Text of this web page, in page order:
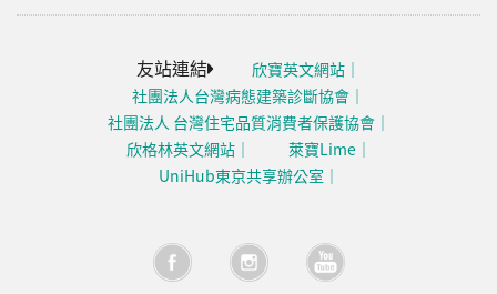
友站連結
欣寶英文網站
社團法人台灣病態建築診斷協會
社團法人 台灣住宅品質消費者保護協會
欣格林英文網站
萊寶Lime
UniHub東京共享辦公室